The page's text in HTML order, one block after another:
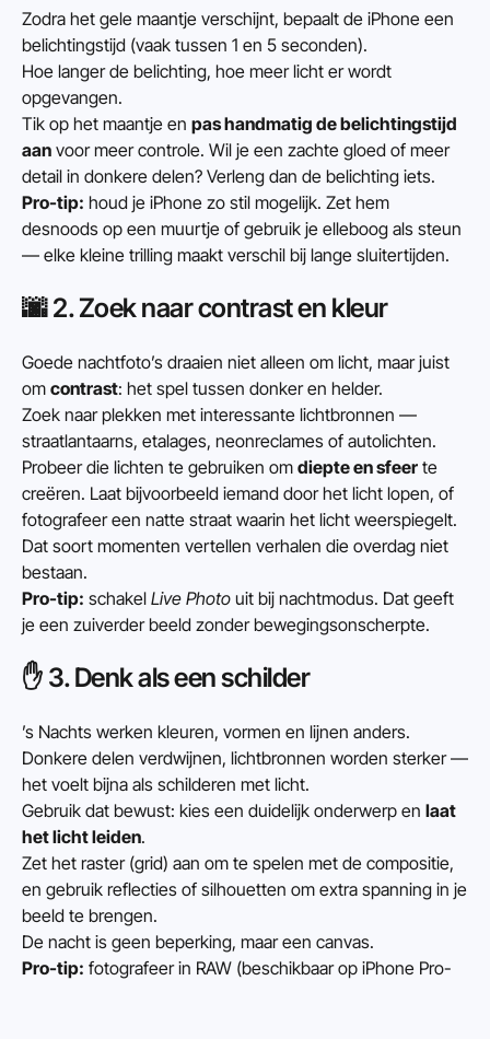
Zodra het gele maantje verschijnt, bepaalt de iPhone een
belichtingstijd (vaak tussen 1 en 5 seconden).
Hoe langer de belichting, hoe meer licht er wordt
opgevangen.
Tik op het maantje en pas handmatig de belichtingstijd
aan voor meer controle. Wil je een zachte gloed of meer
detail in donkere delen? Verleng dan de belichting iets.
Pro-tip: houd je iPhone zo stil mogelijk. Zet hem
desnoods op een muurtje of gebruik je elleboog als steun
— elke kleine trilling maakt verschil bij lange sluitertijden.
🌆 2. Zoek naar contrast en kleur
Goede nachtfoto’s draaien niet alleen om licht, maar juist
om contrast: het spel tussen donker en helder.
Zoek naar plekken met interessante lichtbronnen —
straatlantaarns, etalages, neonreclames of autolichten.
Probeer die lichten te gebruiken om diepte en sfeer te
creëren. Laat bijvoorbeeld iemand door het licht lopen, of
fotografeer een natte straat waarin het licht weerspiegelt.
Dat soort momenten vertellen verhalen die overdag niet
bestaan.
Pro-tip: schakel Live Photo uit bij nachtmodus. Dat geeft
je een zuiverder beeld zonder bewegingsonscherpte.
✋ 3. Denk als een schilder
’s Nachts werken kleuren, vormen en lijnen anders.
Donkere delen verdwijnen, lichtbronnen worden sterker —
het voelt bijna als schilderen met licht.
Gebruik dat bewust: kies een duidelijk onderwerp en laat
het licht leiden.
Zet het raster (grid) aan om te spelen met de compositie,
en gebruik reflecties of silhouetten om extra spanning in je
beeld te brengen.
De nacht is geen beperking, maar een canvas.
Pro-tip: fotografeer in RAW (beschikbaar op iPhone Pro-